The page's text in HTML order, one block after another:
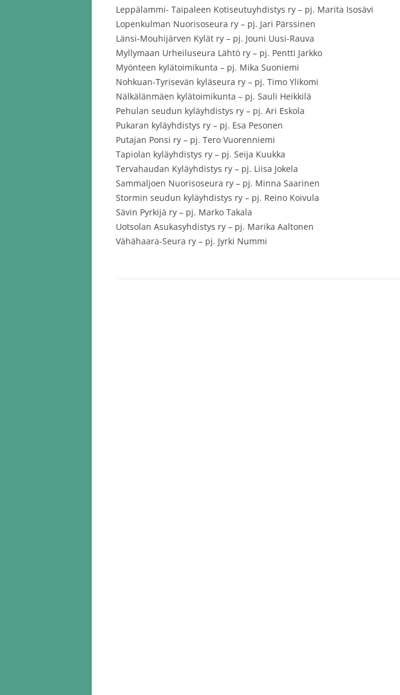
Leppälammi- Taipaleen Kotiseutuyhdistys ry – pj. Marita Isosävi
Lopenkulman Nuorisoseura ry – pj. Jari Pärssinen
Länsi-Mouhijärven Kylät ry – pj. Jouni Uusi-Rauva
Myllymaan Urheiluseura Lähtö ry – pj. Pentti Jarkko
Myönteen kylätoimikunta – pj. Mika Suoniemi
Nohkuan-Tyrisevän kyläseura ry – pj. Timo Ylikomi
Nälkälänmäen kylätoimikunta – pj. Sauli Heikkilä
Pehulan seudun kyläyhdistys ry – pj. Ari Eskola
Pukaran kyläyhdistys ry – pj. Esa Pesonen
Putajan Ponsi ry – pj. Tero Vuorenniemi
Tapiolan kyläyhdistys ry – pj. Seija Kuukka
Tervahaudan Kyläyhdistys ry – pj. Liisa Jokela
Sammaljoen Nuorisoseura ry – pj. Minna Saarinen
Stormin seudun kyläyhdistys ry – pj. Reino Koivula
Sävin Pyrkijä ry – pj. Marko Takala
Uotsolan Asukasyhdistys ry – pj. Marika Aaltonen
Vähähaara-Seura ry – pj. Jyrki Nummi